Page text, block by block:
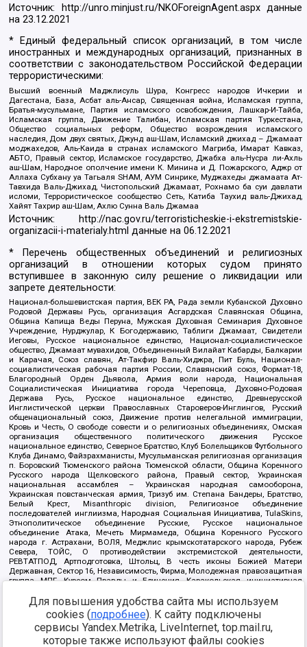
Источник: http://unro.minjust.ru/NKOForeignAgent.aspxданные
на23.12.2021
* Единый федеральный список организаций, в том числе
иностранных и международных организаций, признанных в
соответствии с законодательством Российской Федерации
террористическими:
Высший военный Маджлисуль Шура, Конгресс народов Ичкерии и
Дагестана, База, Асбат аль-Ансар, Священная война, Исламская группа,
Братья-мусульмане, Партия исламского освобождения, Лашкар-И-Тайба,
Исламская группа, Движение Талибан, Исламская партия Туркестана,
Общество социальных реформ, Общество возрождения исламского
наследия, Дом двух святых, Джунд аш-Шам, Исламский джихад – Джамаат
моджахедов, Аль-Каида в странах исламского Магриба, Имарат Кавказ,
АБТО, Правый сектор, Исламское государство, Джабха аль-Нусра ли-Ахль
аш-Шам, Народное ополчение имени К. Минина и Д. Пожарского, Аджр от
Аллаха Субхану уа Тагьаля SHAM, АУМ Синрике, Муджахеды джамаата Ат-
Тавхида Валь-Джихад, Чистопольский Джамаат, Рохнамо ба суи давлати
исломи, Террористическое сообщество Сеть, Катиба Таухид валь-Джихад,
Хайят Тахрир аш-Шам, Ахлю Сунна Валь Джамаа
Источник:
http://nac.gov.ru/terroristicheskie-i-ekstremistskie-
organizacii-i-materialy.html данные на06.12.2021
* Перечень общественных объединений и религиозных
организаций в отношении которых судом принято
вступившее в законную силу решение о ликвидации или
запрете деятельности:
Национал-большевистская партия, ВЕК РА, Рада земли Кубанской Духовно
Родовой Державы Русь, организация Асгардская Славянская Община,
Община Капища Веды Перуна, Мужская Духовная Семинария Духовное
Учреждение, Нурджулар, К Богодержавию, Таблиги Джамаат, Свидетели
Иеговы, Русское национальное единство, Национал-социалистическое
общество, Джамаат мувахидов, Объединенный Вилайат Кабарды, Балкарии
и Карачая, Союз славян, Ат-Такфир Валь-Хиджра, Пит Буль, Национал-
социалистическая рабочая партия России, Славянский союз, Формат-18,
Благородный Орден Дьявола, Армия воли народа, Национальная
Социалистическая Инициатива города Череповца, Духовно-Родовая
Держава Русь, Русское национальное единство, Древнерусской
Инглистической церкви Православных Староверов-Инглингов, Русский
общенациональный союз, Движение против нелегальной иммиграции,
Кровь и Честь, О свободе совести и о религиозных объединениях, Омская
организация общественного политического движения Русское
национальное единство, Северное Братство, Клуб Болельщиков Футбольного
Клуба Динамо, Файзрахманисты, Мусульманская религиозная организация
п. Боровский Тюменского района Тюменской области, Община Коренного
Русского народа Щелковского района, Правый сектор, Украинская
национальная ассамблея – Украинская народная самооборона,
Украинская повстанческая армия, Тризуб им. Степана Бандеры, Братство,
Белый Крест, Misanthropic division, Религиозное объединение
последователей инглиизма, Народная Социальная Инициатива, TulaSkins,
Этнополитическое объединение Русские, Русское национальное
объединение Атака, Мечеть Мирмамеда, Община Коренного Русского
народа г. Астрахани, ВОЛЯ, Меджлис крымскотатарского народа, Рубеж
Севера, ТОЙС, О противодействии экстремистской деятельности,
РЕВТАТПОД, Артподготовка, Штольц, В честь иконы Божией Матери
Державная, Сектор 16, Независимость, Фирма, Молодежная правозащитная
группа МПГ, Курсом Правды и Единения, Каракольская инициативная
Благотворительный пансионат Ак Умут, Русская республика Русь,
Арестантское уголовное единство, Башкорт, Нация и свобода, W.H.С., Фалунь
Дафа, Иртыш Ultras, Русский Патриотический клуб-Новокузнецк/РПК,
Сибирский державный союз, Фонд борьбы с коррупцией, Фонд защиты прав
граждан, Штабы Навального, Совет граждан СССР Прикубанского округа г.
Для повышения удобства сайта мы используем
cookies (подробнее). К сайту подключены
сервисы Yandex.Metrika, LiveInternet, top.mail.ru,
которые также используют файлы cookies